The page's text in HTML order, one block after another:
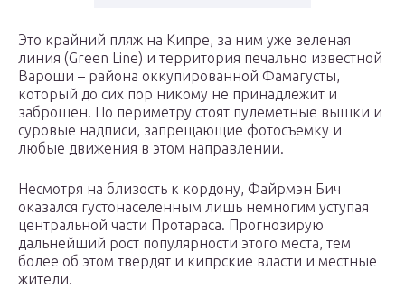
Это крайний пляж на Кипре, за ним уже зеленая
линия (Green Line) и территория печально известной
Вароши – района оккупированной Фамагусты,
который до сих пор никому не принадлежит и
заброшен. По периметру стоят пулеметные вышки и
суровые надписи, запрещающие фотосъемку и
любые движения в этом направлении.
Несмотря на близость к кордону, Файрмэн Бич
оказался густонаселенным лишь немногим уступая
центральной части Протараса. Прогнозирую
дальнейший рост популярности этого места, тем
более об этом твердят и кипрские власти и местные
жители.